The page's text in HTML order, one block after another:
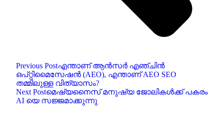
Previous Postഎന്താണ് ആൻസർ എഞ്ചിൻ
ഒപ്റ്റിമൈസേഷൻ (AEO), എന്താണ് AEO SEO
തമ്മിലുള്ള വിത്യാസം?
Next Postമെഷ്യനൈസ് മനുഷ്യ ജോലികൾക്ക് പകരം
AI യെ സജ്ജമാക്കുന്നു